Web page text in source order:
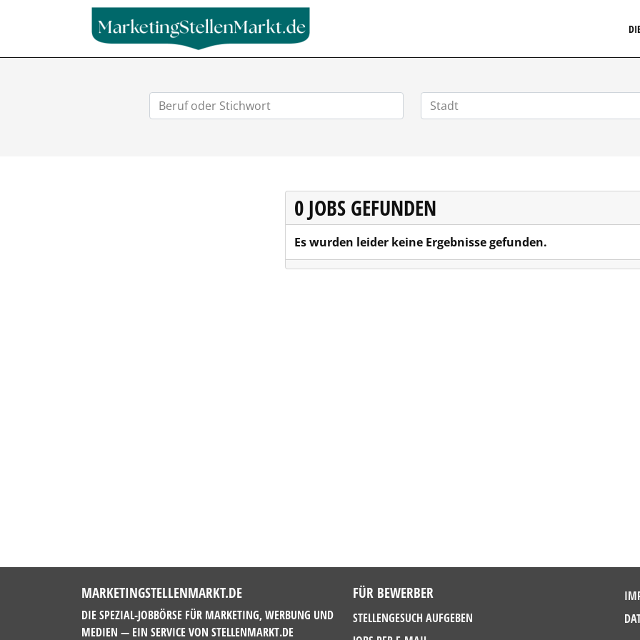
0 JOBS GEFUNDEN
Es wurden leider keine Ergebnisse gefunden.
MARKETINGSTELLENMARKT.DE
DIE SPEZIAL-JOBBÖRSE FÜR MARKETING, WERBUNG UND
MEDIEN — EIN SERVICE VON STELLENMARKT.DE
FÜR BEWERBER
STELLENGESUCH AUFGEBEN